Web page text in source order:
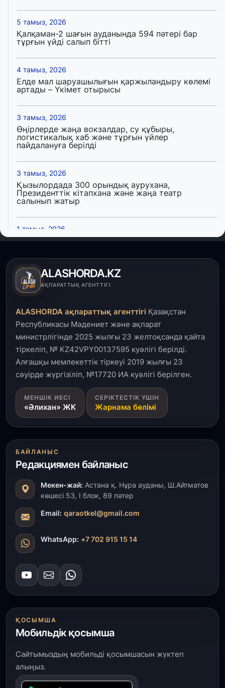
5 тамыз, 2026
Қалқаман-2 шағын ауданында 594 пәтері бар
тұрғын үйді салып бітті
4 тамыз, 2026
Елде мал шаруашылығын қаржыландыру көлемі
артады – Үкімет отырысы
3 тамыз, 2026
Өңірлерде жаңа вокзалдар, су құбыры,
логистикалық хаб және тұрғын үйлер
пайдалануға берілді
3 тамыз, 2026
Қызылордада 300 орындық аурухана,
Президенттік кітапхана және жаңа театр
салынып жатыр
1 тамыз, 2026
Кинопоиск Қазақстан азаматтарының ең
31 шілде, 2026
Ақмола облысындағы кездесуде кәсіпкерлер мен
31 шілде, 2026
ҚР Президенті Орталық Азия елдеріне
ұзақмерзімді ынтымақтастық жоспарын әзірлеуді
ұсынды
31 шілде, 2026
«Ауыл аманаты»: Түркістанда 30,2 млрд теңгеге
4 223 жоба қаржыландырылды
Президент тапсырмасы орындалды: Шардара
толық ауыз сумен қамтылды
30 шілде, 2026
Түркістанда «Арыс-2» және Темір ауылының
Қордайлық қыз-келіншектер ұлттық нақыштағы
креативті бұйымдар шығаруда
29 шілде, 2026
акциясы өтті
29 шілде, 2026
Қордай ауданында 400-ге жуық бала ұлттық
29 шілде, 2026
ALASHORDA.KZ
АҚПАРАТТЫҚ АГЕНТТІГІ
ALASHORDA ақпараттық агенттігі Қазақстан
Республикасы Мәдениет және ақпарат
министрлігінде 2025 жылғы 23 желтоқсанда қайта
тіркеліп, № KZ42VPY00137595 куәлігі берілді.
Алғашқы мемлекеттік тіркеуі 2019 жылғы 23
сәуірде жүргізіліп, №17720 ИА куәлігі берілген.
МЕНШІК ИЕСІ
«Әлихан» ЖК
СЕРІКТЕСТІК ҮШІН
Жарнама бөлімі
БАЙЛАНЫС
Редакциямен байланыс
Мекен-жай: Астана қ. Нұра ауданы, Ш.Айтматов
көшесі 53, І блок, 89 пәтер
Email: qaraotkel@gmail.com
WhatsApp: +7 702 915 15 14
ҚОСЫМША
Мобильдік қосымша
Сайтымыздың мобильді қосымшасын жүктеп
алыңыз.